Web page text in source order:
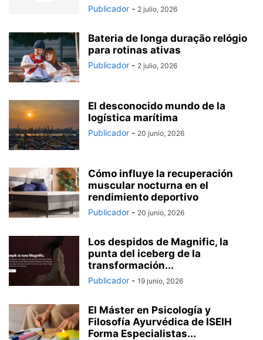
Publicador - 2 julio, 2026
Bateria de longa duração relógio
para rotinas ativas
Publicador - 2 julio, 2026
El desconocido mundo de la
logística marítima
Publicador - 20 junio, 2026
Cómo influye la recuperación
muscular nocturna en el
rendimiento deportivo
Publicador - 20 junio, 2026
Los despidos de Magnific, la
punta del iceberg de la
transformación...
Publicador - 19 junio, 2026
El Máster en Psicología y
Filosofía Ayurvédica de ISEIH
Forma Especialistas...